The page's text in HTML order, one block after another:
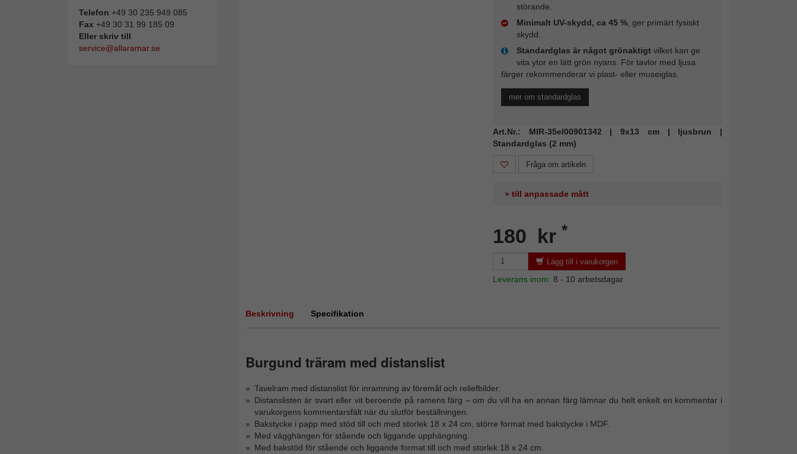
Telefon +49 30 235 949 085
Fax +49 30 31 99 185 09
Eller skriv till
service@allaramar.se
störande.
Minimalt UV-skydd, ca 45 %, ger primärt fysiskt
skydd.
Standardglas är något grönaktigtvilket kan ge
vita ytor en lätt grön nyans. För tavlor med ljusa
färger rekommenderar vi plast- eller museiglas.
mer om standardglas
Art.Nr.: MIR-35el00901342 | 9x13 cm | ljusbrun |
Standardglas (2 mm)
Fråga om artikeln
» till anpassade mått
180 kr *
Lägg till i varukorgen
Leverans inom: 8 - 10 arbetsdagar
Beskrivning Specifikation
Burgund träram med distanslist
Tavelram med distanslist för inramning av föremål och reliefbilder.
Distanslisten är svart eller vit beroende på ramens färg – om du vill ha en annan färg lämnar du helt enkelt en kommentar i
varukorgens kommentarsfält när du slutför beställningen.
Bakstycke i papp med stöd till och med storlek 18 x 24 cm, större format med bakstycke i MDF.
Med vägghängen för stående och liggande upphängning.
Med bakstöd för stående och liggande format till och med storlek 18 x 24 cm.